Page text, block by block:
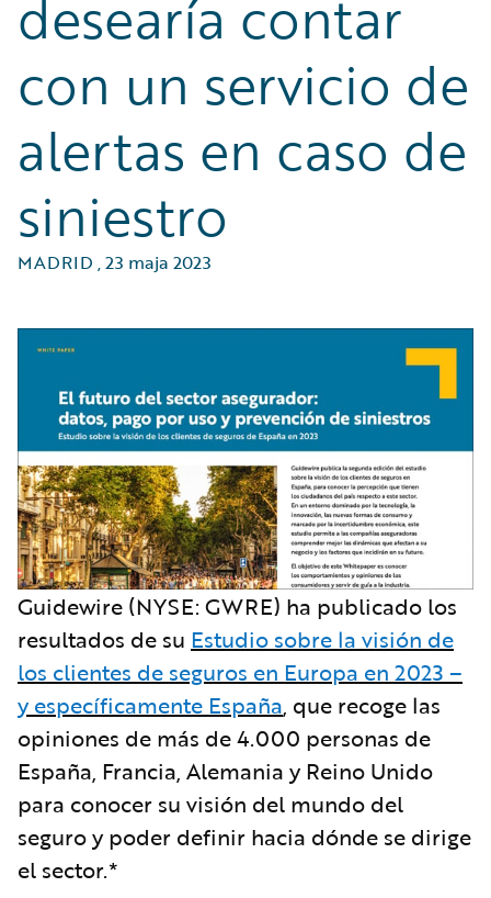
desearía contar
con un servicio de
alertas en caso de
siniestro
MADRID ,23 maja 2023
Guidewire (NYSE: GWRE) ha publicado los
resultados de su Estudio sobre la visión de
los clientes de seguros en Europa en 2023 –
y específicamente España, que recoge las
opiniones de más de 4.000 personas de
España, Francia, Alemania y Reino Unido
para conocer su visión del mundo del
seguro y poder definir hacia dónde se dirige
el sector.*